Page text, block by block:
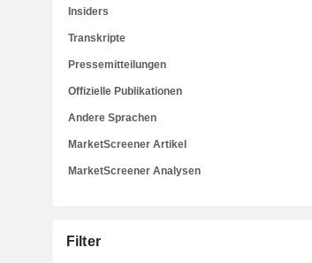
Insiders
Transkripte
Pressemitteilungen
Offizielle Publikationen
Andere Sprachen
MarketScreener Artikel
MarketScreener Analysen
Filter